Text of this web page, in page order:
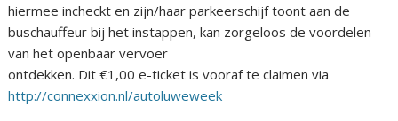
hiermee incheckt en zijn/haar parkeerschijf toont aan de
buschauffeur bij het instappen, kan zorgeloos de voordelen
van het openbaar vervoer
ontdekken. Dit €1,00 e-ticket is vooraf te claimen via
http://connexxion.nl/autoluweweek